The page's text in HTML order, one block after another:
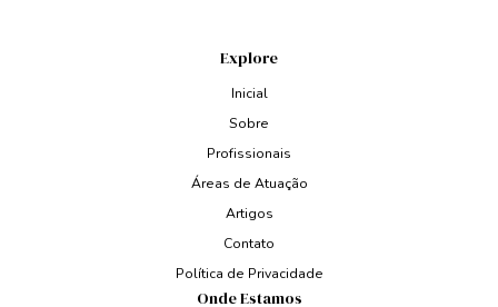
Explore
Inicial
Sobre
Profissionais
Áreas de Atuação
Artigos
Contato
Política de Privacidade
Onde Estamos